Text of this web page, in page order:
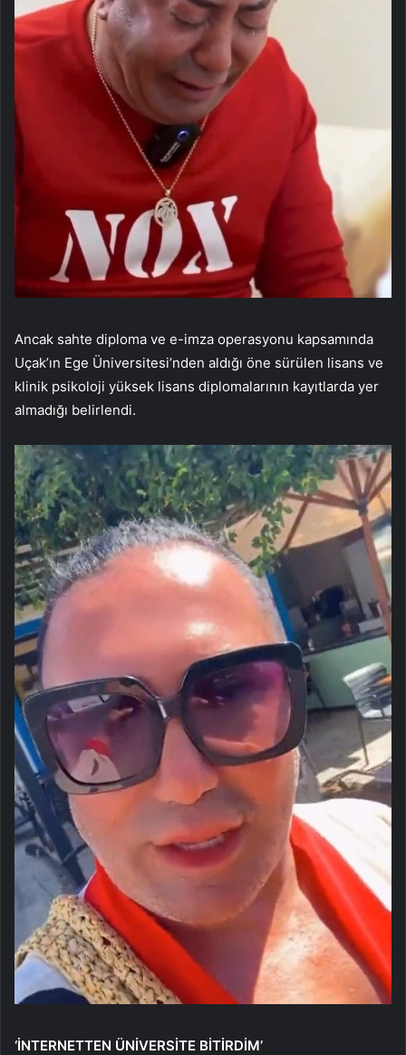
Ancak sahte diploma ve e-imza operasyonu kapsamında
Uçak’ın Ege Üniversitesi’nden aldığı öne sürülen lisans ve
klinik psikoloji yüksek lisans diplomalarının kayıtlarda yer
almadığı belirlendi.
‘İNTERNETTEN ÜNİVERSİTE BİTİRDİM’